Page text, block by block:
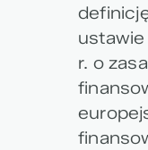
r. o